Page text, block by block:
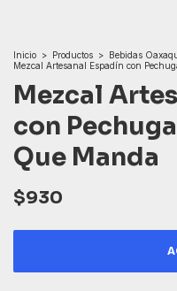
Inicio > Productos > Bebidas
Mezcal Artesanal Espadín con
Mezcal
con
Que Manda
$930